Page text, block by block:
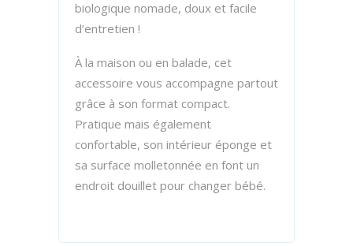
biologique nomade, doux et facile
d’entretien !
À la maison ou en balade, cet
accessoire vous accompagne partout
grâce à son format compact.
Pratique mais également
confortable, son intérieur éponge et
sa surface molletonnée en font un
endroit douillet pour changer bébé.